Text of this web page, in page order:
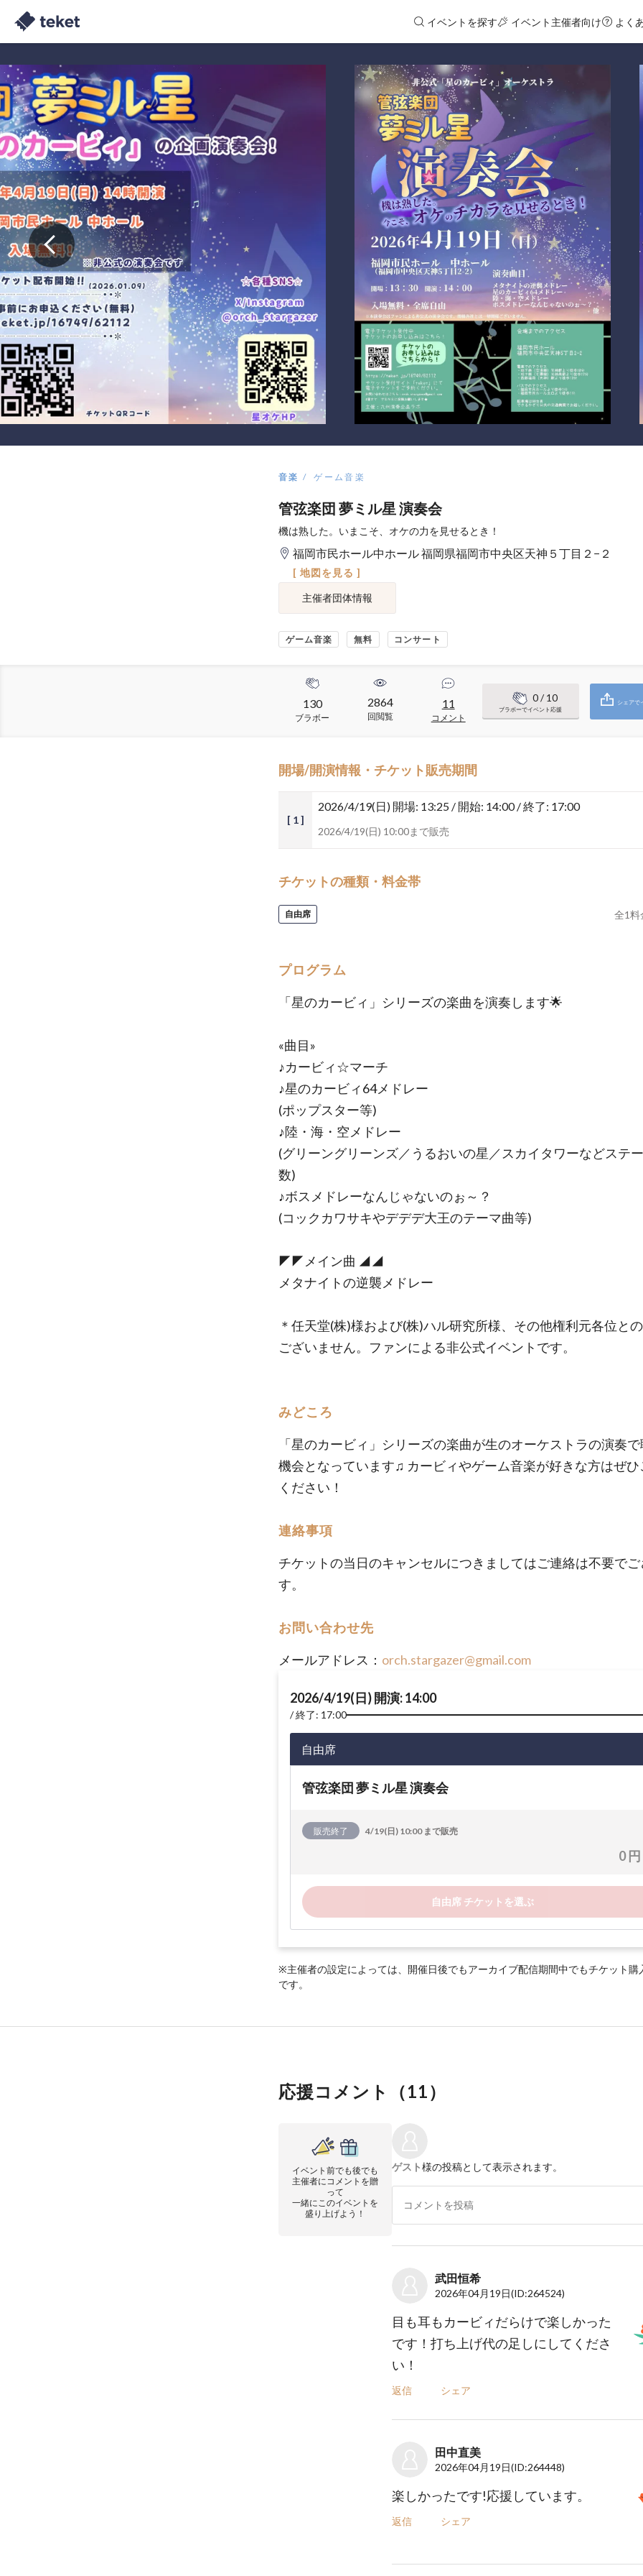
イベントを探す イベント主催者向け よく
音楽 ゲーム音楽
管弦楽団 夢ミル星 演奏会
機は熟した。いまこそ、オケの力を見せるとき！
福岡市民ホール中ホール 福岡県福岡市中央区天神５丁目２−２
[ 地図を見る ]
主催者団体情報
ゲーム音楽 無料 コンサート
130
ブラボー
2864
回閲覧
11
コメント
0/ 10
ブラボーでイベント応援
シェアで
開場/開演情報・チケット販売期間
[ 1 ]
2026/4/19(日) 開場: 13:25 / 開始: 14:00 / 終了: 17:00
2026/4/19(日) 10:00まで販売
チケットの種類・料金帯
自由席 全1料
プログラム
「星のカービィ」シリーズの楽曲を演奏します🌟
«曲目»
♪カービィ☆マーチ
♪星のカービィ64メドレー
(ポップスター等)
♪陸・海・空メドレー
(グリーングリーンズ／うるおいの星／スカイタワーなどステ
数)
♪ボスメドレーなんじゃないのぉ～？
(コックカワサキやデデデ大王のテーマ曲等)
◤◤メイン曲 ◢◢
メタナイトの逆襲メドレー
＊任天堂(株)様および(株)ハル研究所様、その他権利元各位と
ございません。ファンによる非公式イベントです。
みどころ
「星のカービィ」シリーズの楽曲が生のオーケストラの演奏
機会となっています♫ カービィやゲーム音楽が好きな方はぜひ
ください！
連絡事項
チケットの当日のキャンセルにつきましてはご連絡は不要で
す。
お問い合わせ先
メールアドレス： orch.stargazer@gmail.com
2026/4/19(日) 開演: 14:00
終了: 17:00
自由席
管弦楽団 夢ミル星 演奏会
販売終了 4/19(日) 10:00 まで販売
0 円
自由席 チケットを選ぶ
※主催者の設定によっては、開催日後でもアーカイブ配信期間中でもチケット購
です。
応援コメント（11）
イベント前でも後でも
主催者にコメントを贈
って
一緒にこのイベントを
盛り上げよう！
ゲスト様の投稿として表示されます。
武田恒希
2026年04月19日(ID:264524)
目も耳もカービィだらけで楽しかった
です！打ち上げ代の足しにしてくださ
い！
返信 シェア
田中直美
2026年04月19日(ID:264448)
楽しかったです!応援しています。
返信 シェア